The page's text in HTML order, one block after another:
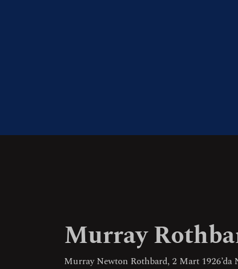
Murray
Murray Newton Rothbard, 2 Mart 1926’da